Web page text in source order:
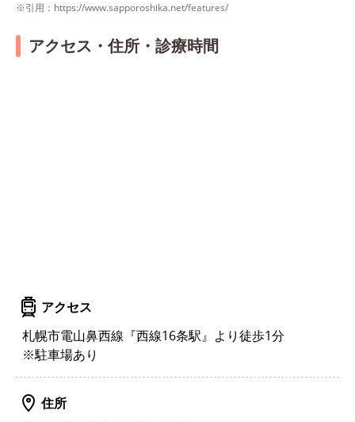
※引用：https://www.sapporoshika.net/features/
アクセス・住所・診療時間
アクセス
札幌市電山鼻西線『西線16条駅』より徒歩1分
※駐車場あり
住所